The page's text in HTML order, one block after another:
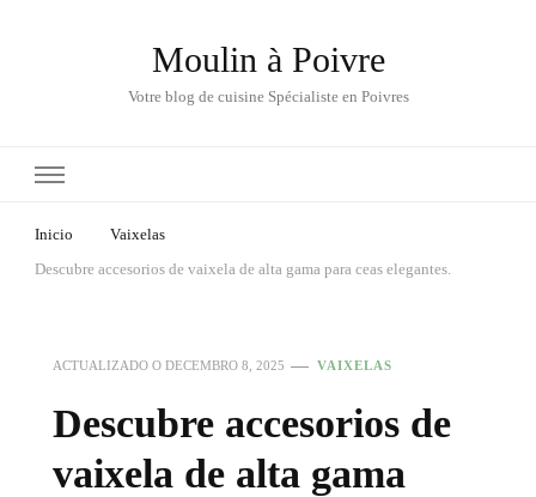
Moulin à Poivre
Votre blog de cuisine Spécialiste en Poivres
Inicio
Vaixelas
Descubre accesorios de vaixela de alta gama para ceas elegantes.
ACTUALIZADO O DECEMBRO 8, 2025 VAIXELAS
Descubre accesorios de
vaixela de alta gama